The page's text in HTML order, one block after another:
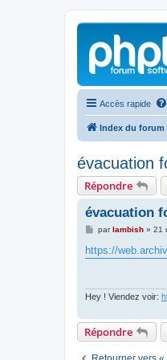
Accès rapide
Index du forum
évacuation
Répondre
évacuation
M
s
s
parlambish» 21
https://
Hey ! Viendez voir:
Répondre